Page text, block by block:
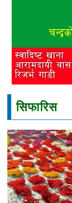
सिफारिस